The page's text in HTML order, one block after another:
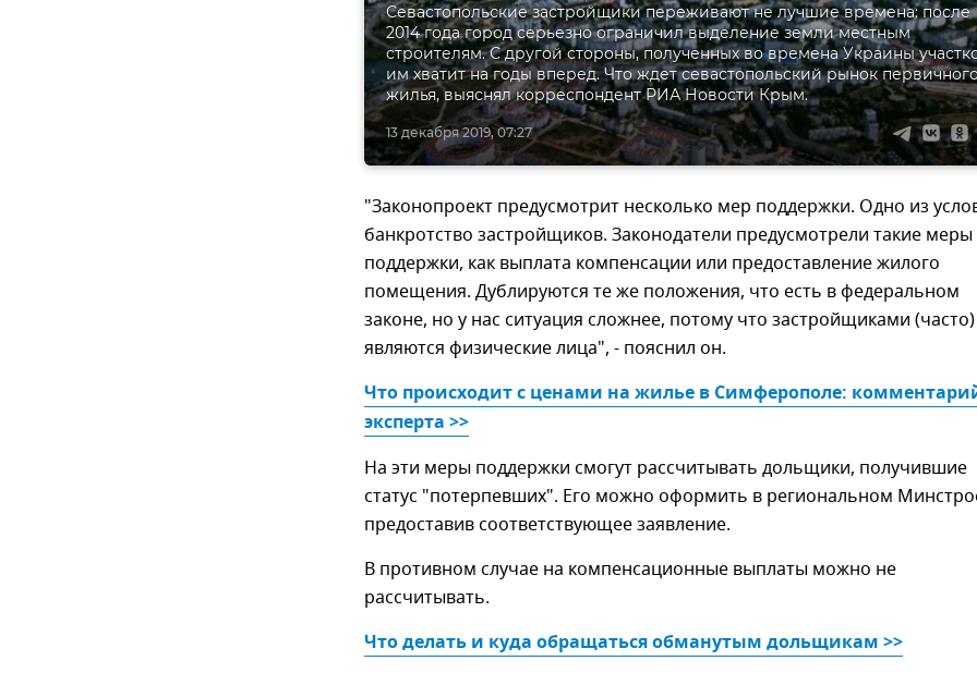
13 декабря 2019, 07:27
Севастопольские застройщики переживают не лучшие времена: после
2014 года город серьезно ограничил выделение земли местным
строителям. С другой стороны, полученных во времена Украины
им хватит на годы вперед. Что ждет севастопольский рынок
жилья, выяснял корреспондент РИА Новости Крым.
"Законопроект предусмотрит несколько мер поддержки. Одно из
банкротство застройщиков. Законодатели предусмотрели такие меры
поддержки, как выплата компенсации или предоставление жилого
помещения. Дублируются те же положения, что есть в федеральном
законе, но у нас ситуация сложнее, потому что застройщиками (часто)
являются физические лица", - пояснил он.
Что происходит с ценами на жилье в Симферополе:
эксперта >>
На эти меры поддержки смогут рассчитывать дольщики, получившие
статус "потерпевших". Его можно оформить в региональном
предоставив соответствующее заявление.
В противном случае на компенсационные выплаты можно не
рассчитывать.
Что делать и куда обращаться обманутым дольщикам >>